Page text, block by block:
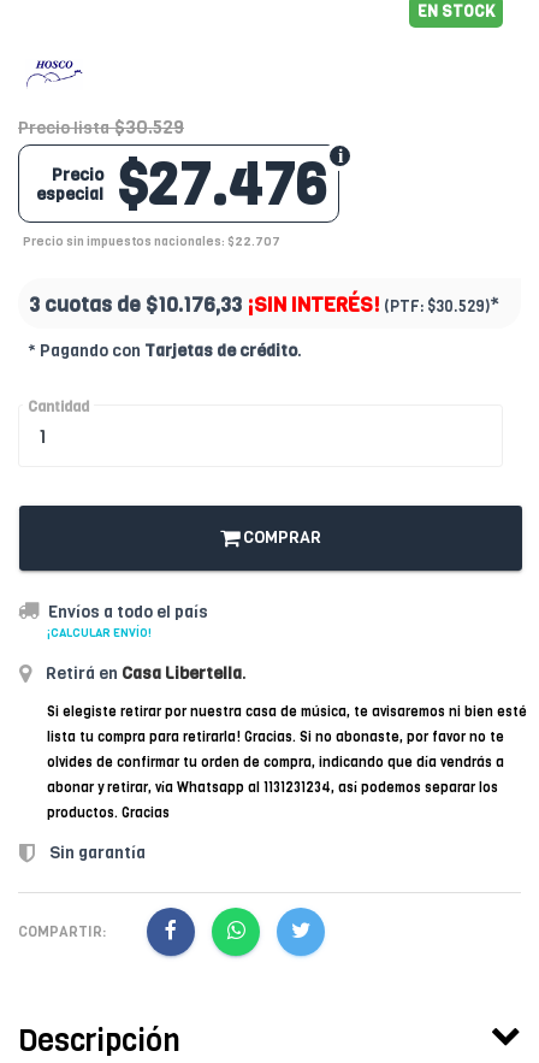
EN STOCK
Precio lista $30.529
$27.476
Precio
especial
Precio sin impuestos nacionales: $22.707
3 cuotas de $10.176,33 ¡SIN INTERÉS! (PTF: $30.529)*
* Pagando con Tarjetas de crédito.
Cantidad
COMPRAR
Envíos a todo el país
¡CALCULAR ENVÍO!
Retirá en Casa Libertella.
Si elegiste retirar por nuestra casa de música, te avisaremos ni bien esté
lista tu compra para retirarla! Gracias. Si no abonaste, por favor no te
olvides de confirmar tu orden de compra, indicando que día vendrás a
abonar y retirar, vía Whatsapp al 1131231234, así podemos separar los
productos. Gracias
Sin garantía
COMPARTIR:
Descripción